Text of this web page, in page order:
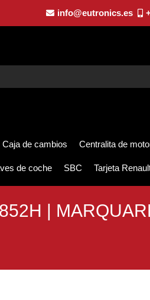
info@eutronics.es
Caja de cambios Centralita de
de coche SBC Tarjeta
|